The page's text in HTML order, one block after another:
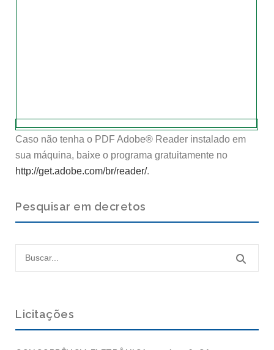
Caso não tenha o PDF Adobe® Reader instalado em
sua máquina, baixe o programa gratuitamente no
http://get.adobe.com/br/reader/.
Pesquisar em decretos
Licitações